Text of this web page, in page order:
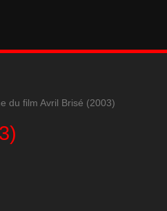
du film Avril Brisé (2003)